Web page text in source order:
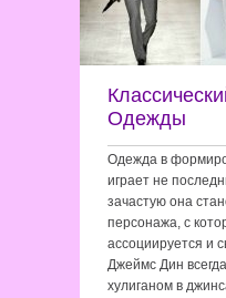
Одежды
Одежда в
играет не
зачастую она
персонажа, с
ассоциируется и
Джеймс Дин
хулиганом в